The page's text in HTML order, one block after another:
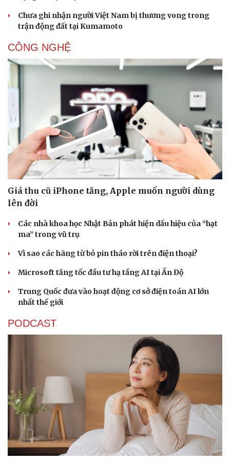
Doanh nghiệp 24h
Doanh nhân
Vì cộng đồng
Tin Công nghệ
Trải nghiệm
Chưa ghi nhận người Việt Nam bị thương vong trong
trận động đất tại Kumamoto
CÔNG NGHỆ
Giá thu cũ iPhone tăng, Apple muốn người dùng
lên đời
Các nhà khoa học Nhật Bản phát hiện dấu hiệu của “hạt
ma” trong vũ trụ
Vì sao các hãng từ bỏ pin tháo rời trên điện thoại?
Microsoft tăng tốc đầu tư hạ tầng AI tại Ấn Độ
Trung Quốc đưa vào hoạt động cơ sở điện toán AI lớn
nhất thế giới
PODCAST